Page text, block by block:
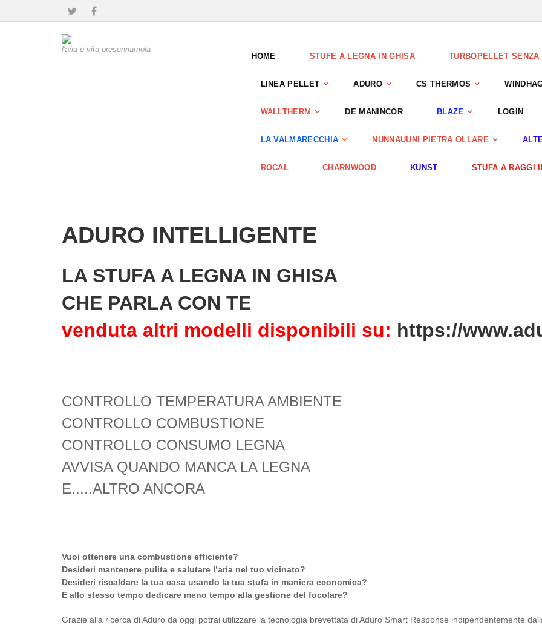
l'aria è vita preserviamola
HOME STUFE A LEGNA IN GHISA TURBOPELLET
LINEA PELLET ADURO CS THERMOS
WALLTHERM DE MANINCOR BLAZE LOGIN
LA VALMARECCHIA NUNNAUUNI PIETRA OLLARE
ROCAL CHARNWOOD KUNST STUFA A RAGGI
ADURO INTELLIGENTE
LA STUFA A LEGNA IN GHISA
CHE PARLA CON TE
venduta altri modelli disponibili su: https://
CONTROLLO TEMPERATURA AMBIENTE
CONTROLLO COMBUSTIONE
CONTROLLO CONSUMO LEGNA
AVVISA QUANDO MANCA LA LEGNA
E.....ALTRO ANCORA
Vuoi ottenere una combustione efficiente?
Desideri mantenere pulita e salutare l’aria nel tuo vicinato?
Desideri riscaldare la tua casa usando la tua stufa in maniera economica?
E allo stesso tempo dedicare meno tempo alla gestione del focolare?
Grazie alla ricerca di Aduro da oggi potrai utilizzare la tecnologia brevettata di Aduro Smart Response indipendentemente